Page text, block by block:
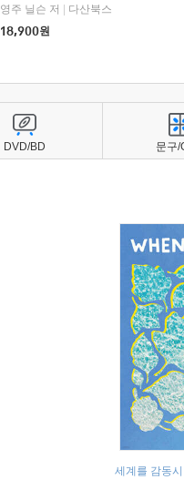
영주 닐슨 저
다산북스
18,900원
세계를 감동
DVD/BD 문구/